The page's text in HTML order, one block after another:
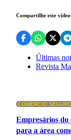
Compartilhe este
Últimas
Revista
COMÉRCIO
Empresários do
para a área